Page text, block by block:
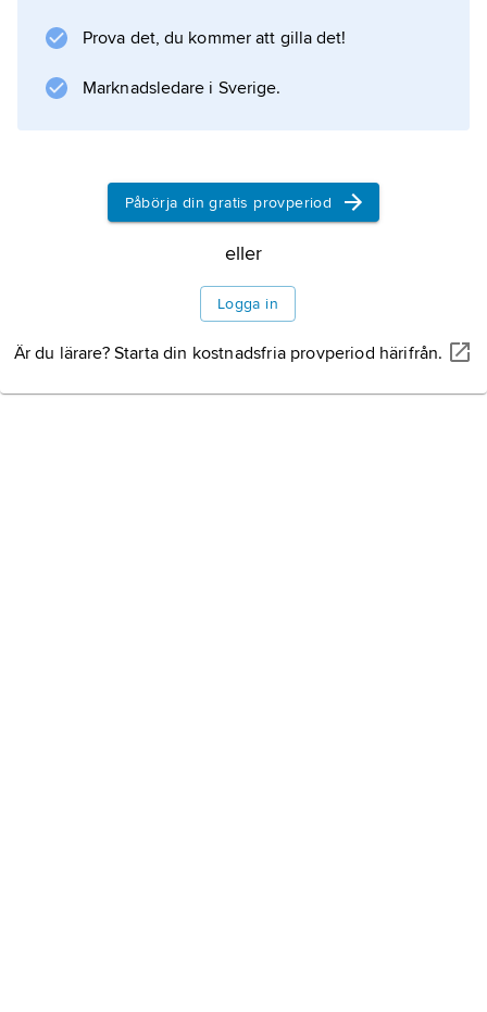
Prova det, du kommer att gilla det!
Marknadsledare i Sverige.
Påbörja din gratis provperiod
eller
Logga in
Är du lärare? Starta din kostnadsfria provperiod härifrån.